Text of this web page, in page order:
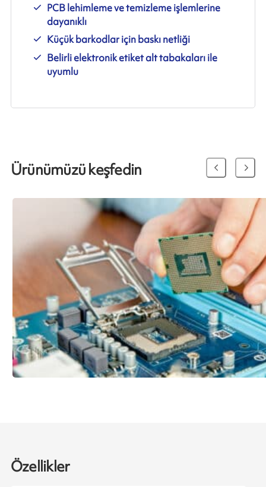
PCB lehimleme ve temizleme işlemlerine
dayanıklı
Küçük barkodlar için baskı netliği
Belirli elektronik etiket alt tabakaları ile
uyumlu
Ürünümüzü keşfedin
Özellikler